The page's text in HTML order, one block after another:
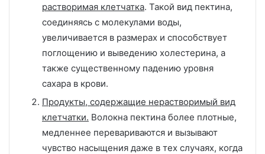
растворимая клетчатка. Такой вид пектина,
соединяясь с молекулами воды,
увеличивается в размерах и способствует
поглощению и выведению холестерина, а
также существенному падению уровня
сахара в крови.
Продукты, содержащие нерастворимый вид
клетчатки. Волокна пектина более плотные,
медленнее перевариваются и вызывают
чувство насыщения даже в тех случаях, когда